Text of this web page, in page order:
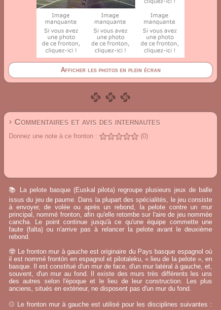
Afficher les photos en plein écran
› Commentaires et avis des internautes
Donnez une note à ce fronton : (0)
📚 La pelote basque (Euskal pilota) regroupe plusieurs jeux de balle
issus du jeu de paume. Dans la plupart des spécialités, le jeu consiste
à envoyer, de volée ou après un rebond, la pelote contre un mur
principal, nommé fronton, afin qu'elle retombe sur l'aire de jeu nommée
cancha. Le point continue jusqu'à ce qu'une équipe commette une
faute (falta) ou n'arrive pas à relancer la pelote avant le deuxième
rebond.
🤓 Le fronton mur à gauche est originaire du Pays basque espagnol où
il est nommé frontón en espagnol et pilotaleku, « lieu de la pelote », en
basque. Il est constitué d'un mur de face, d'un mur latéral à gauche, et,
souvent, d'un mur au fond. Il existe des murs très différents les uns
des autres selon l'époque et le lieu de leur construction. Les plus
anciens, situés en extérieur, ne disposent pas d'un mur du fond.
⚾ Le fronton mur à gauche est utilisé pour les disciplines suivantes :